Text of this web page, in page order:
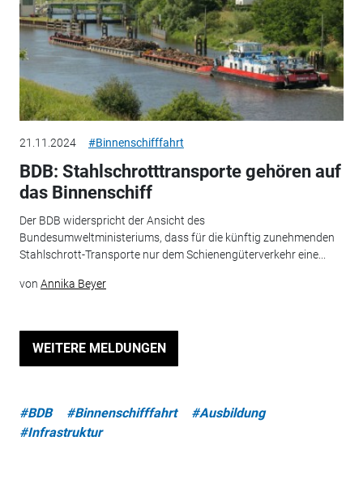
21.11.2024 #Binnenschifffahrt
BDB: Stahlschrotttransporte gehören auf
das Binnenschiff
Der BDB widerspricht der Ansicht des
Bundesumweltministeriums, dass für die künftig zunehmenden
Stahlschrott-Transporte nur dem Schienengüterverkehr eine...
von Annika Beyer
WEITERE MELDUNGEN
#BDB #Binnenschifffahrt
#Ausbildung
#Infrastruktur